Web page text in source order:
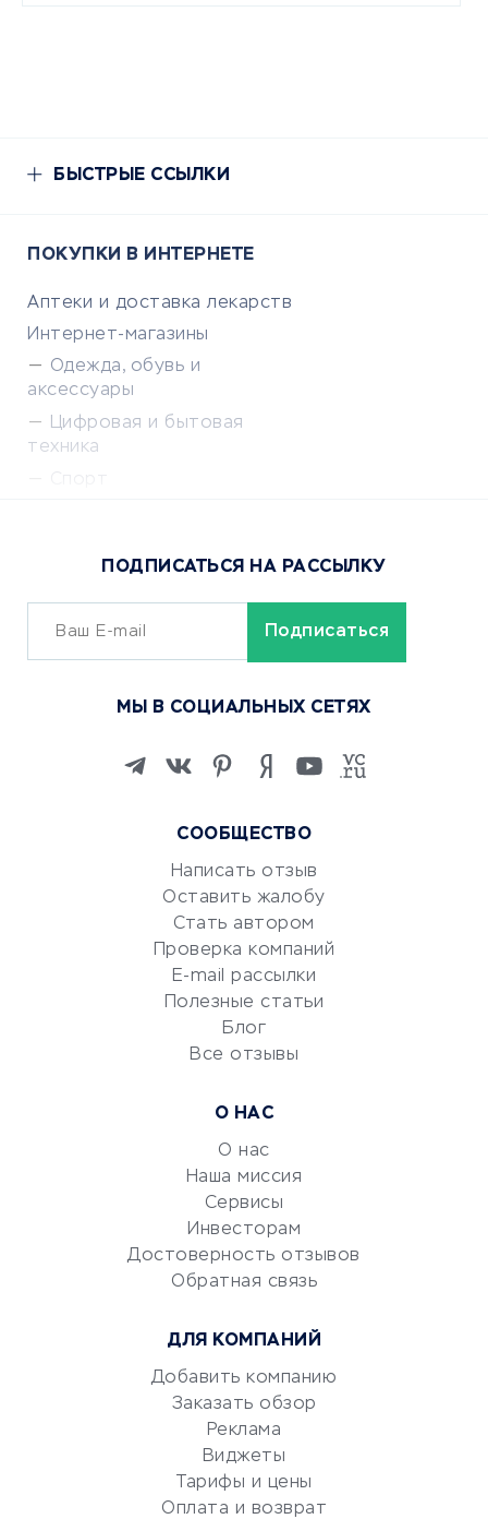
БЫСТРЫЕ ССЫЛКИ
ПОКУПКИ В ИНТЕРНЕТЕ
Аптеки и доставка лекарств
Интернет-магазины
Одежда, обувь и
аксессуары
Цифровая и бытовая
техника
Сервисы доставки
ОБУЧЕНИЕ И РАБОТА
Изучение иностранных
Маркетинг и продажи
Репетиторство
Красота и здоровье
Сервисы по поиску работы
Сетевой маркетинг
УСЛУГИ ДЛЯ БИЗНЕСА
документооборот
Юридические компании
Аудиторские компании
Бухгалтерия онлайн
СООБЩЕСТВО
Написать отзыв
Оставить жалобу
Стать автором
Проверка компаний
E-mail рассылки
Полезные статьи
Блог
Все отзывы
О НАС
О нас
Наша миссия
Сервисы
Инвесторам
Достоверность отзывов
Обратная связь
ДЛЯ КОМПАНИЙ
Добавить компанию
Заказать обзор
Реклама
Виджеты
Тарифы и цены
Оплата и возврат
ПОДПИСАТЬСЯ НА РАССЫЛКУ
МЫ В СОЦИАЛЬНЫХ СЕТЯХ